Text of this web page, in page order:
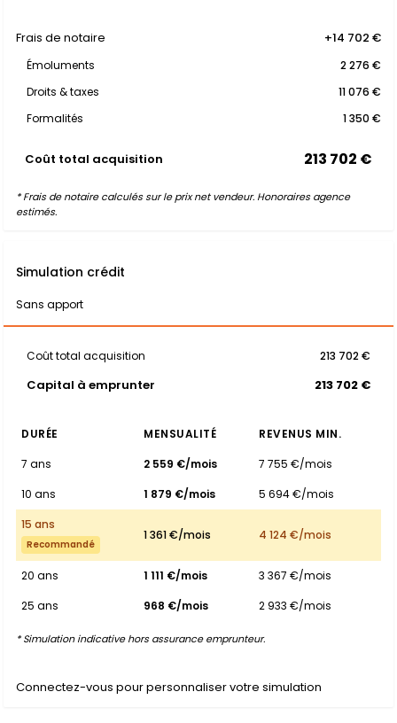
Frais de notaire +14 702 €
Émoluments
2 276 €
Droits & taxes
11 076 €
Formalités
1 350 €
Coût total acquisition 213 702 €
* Frais de notaire calculés sur le prix net vendeur. Honoraires agence
estimés.
Simulation crédit
Sans apport
Coût total acquisition 213 702 €
Capital à emprunter 213 702 €
DURÉE MENSUALITÉ
REVENUS MIN.
7 ans
2 559 €/mois
7 755 €/mois
10 ans
1 879 €/mois
5 694 €/mois
15 ans
Recommandé
1 361 €/mois 4 124 €/mois
20 ans 1 111 €/mois
3 367 €/mois
25 ans
968 €/mois 2 933 €/mois
* Simulation indicative hors assurance emprunteur.
Connectez-vous pour personnaliser votre simulation